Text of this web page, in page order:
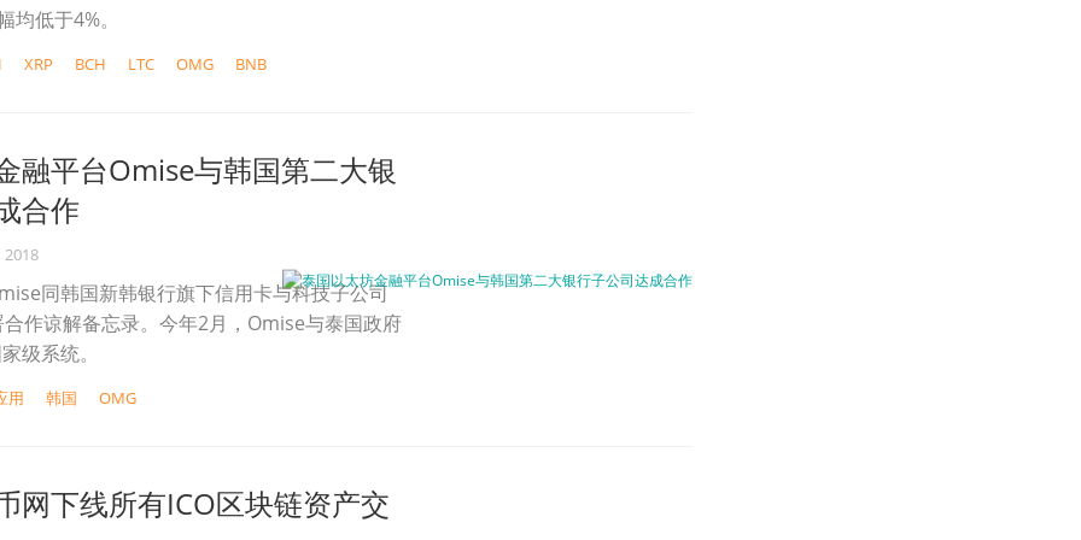
均低于4%。
XRP BCH LTC OMG BNB
融平台Omise与韩国第二大银
合作
同韩国新韩银行旗下信用卡与科技子公司
作谅解备忘录。今年2月，Omise与泰国政府
级系统。
用 韩国 OMG
网下线所有ICO区块链资产交